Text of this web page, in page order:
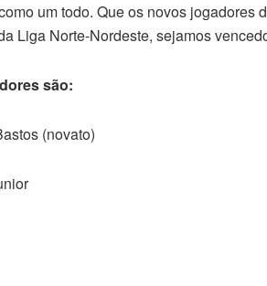
um todo. Que os novos jogadores
Liga Norte-Nordeste, sejamos
são:
(novato)